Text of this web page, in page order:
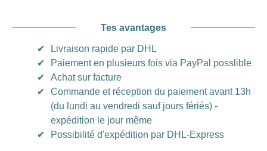
Tes avantages
✔
Livraison rapide par DHL
✔
Paiement en plusieurs fois via PayPal posslible
✔
Achat sur facture
✔
Commande et réception du paiement avant 13h
(du lundi au vendredi sauf jours fériés) -
expédition le jour même
✔
Possibilité d'expédition par DHL-Express